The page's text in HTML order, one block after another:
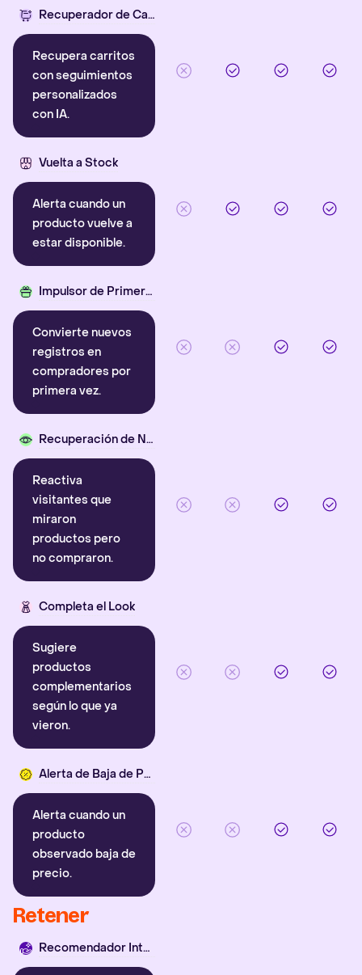
Recuperador de Carritos con IA
Recupera carritos
con seguimientos
personalizados
con IA.
Vuelta a Stock
Alerta cuando un
producto vuelve a
estar disponible.
Impulsor de Primera Compra
Convierte nuevos
registros en
compradores por
primera vez.
Recuperación de Navegación
Reactiva
visitantes que
miraron
productos pero
no compraron.
Completa el Look
Sugiere
productos
complementarios
según lo que ya
vieron.
Alerta de Baja de Precio
Alerta cuando un
producto
observado baja de
precio.
Retener
Recomendador Inteligente